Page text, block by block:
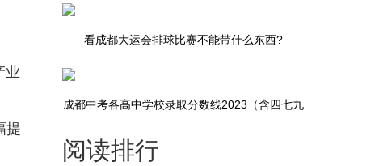
业
提
年辽宁省养老金调整方案及计算公式最新消息
看成都大运会排球比赛不能带什么东西?
成都中考各高中学校录取分数线2023（含四七九
阅读排行